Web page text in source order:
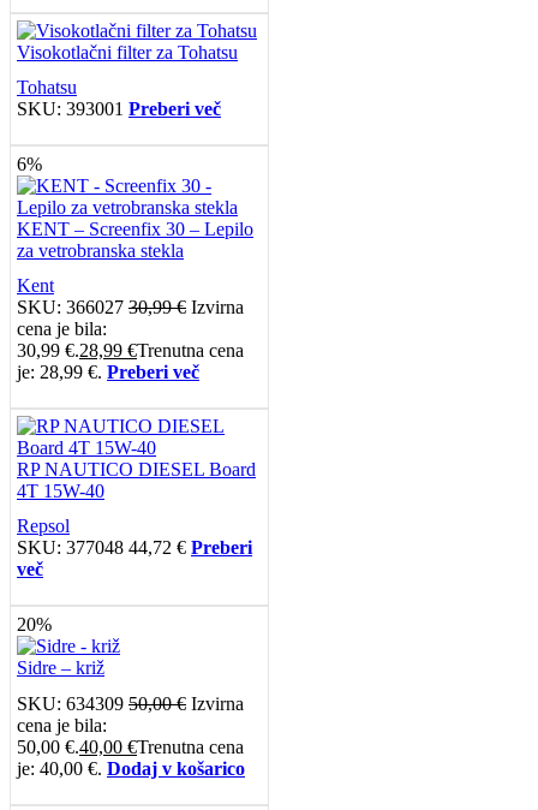
Visokotlačni filter za Tohatsu
Tohatsu
SKU: 393001 Preberi več
6%
KENT – Screenfix 30 – Lepilo
za vetrobranska stekla
Kent
SKU: 366027 30,99€ Izvirna
cena je bila:
30,99 €.28,99 €Trenutna cena
je: 28,99 €. Preberi več
RP NAUTICO DIESEL Board
4T 15W-40
Repsol
SKU: 377048 44,72 € Preberi
več
20%
Sidre – križ
SKU: 634309 50,00€ Izvirna
cena je bila:
50,00 €.40,00 €Trenutna cena
je: 40,00 €. Dodaj v košarico